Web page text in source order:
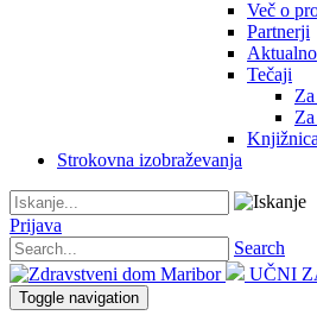
Več o
Partnerji
Aktualno
Tečaji
Knjižnica
Strokovna izobraževanja
Prijava
Search
UČNI
Toggle navigation